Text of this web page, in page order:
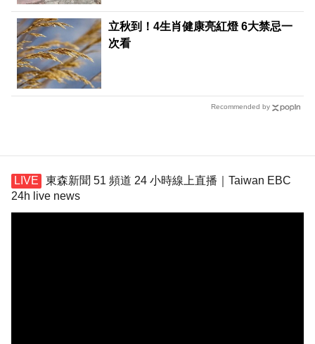
立秋到！4生肖健康亮紅燈 6大禁忌一
次看
Recommended by
東森新聞 51 頻道 24 小時線上直播｜Taiwan EBC
24h live news